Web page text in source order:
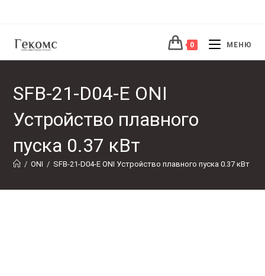
0 МЕНЮ
SFB-21-D04-E ONI
Устройство плавного
пуска 0.37 кВт
/ ONI / SFB-21-D04-E ONI Устройство плавного пуска 0.37 кВт